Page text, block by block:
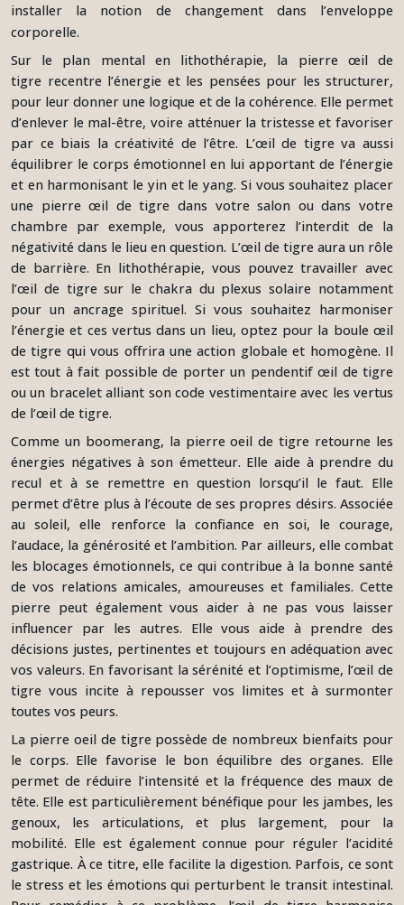
installer la notion de changement dans l’enveloppe
corporelle.
Sur le plan mental en lithothérapie, la pierre œil de
tigre recentre l’énergie et les pensées pour les structurer,
pour leur donner une logique et de la cohérence. Elle permet
d’enlever le mal-être, voire atténuer la tristesse et favoriser
par ce biais la créativité de l’être. L’œil de tigre va aussi
équilibrer le corps émotionnel en lui apportant de l’énergie
et en harmonisant le yin et le yang. Si vous souhaitez placer
une pierre œil de tigre dans votre salon ou dans votre
chambre par exemple, vous apporterez l’interdit de la
négativité dans le lieu en question. L’œil de tigre aura un rôle
de barrière. En lithothérapie, vous pouvez travailler avec
l’œil de tigre sur le chakra du plexus solaire notamment
pour un ancrage spirituel. Si vous souhaitez harmoniser
l’énergie et ces vertus dans un lieu, optez pour la boule œil
de tigre qui vous offrira une action globale et homogène. Il
est tout à fait possible de porter un pendentif œil de tigre
ou un bracelet alliant son code vestimentaire avec les vertus
de l’œil de tigre.
Comme un boomerang, la pierre oeil de tigre retourne les
énergies négatives à son émetteur. Elle aide à prendre du
recul et à se remettre en question lorsqu’il le faut. Elle
permet d’être plus à l’écoute de ses propres désirs. Associée
au soleil, elle renforce la confiance en soi, le courage,
l’audace, la générosité et l’ambition. Par ailleurs, elle combat
les blocages émotionnels, ce qui contribue à la bonne santé
de vos relations amicales, amoureuses et familiales. Cette
pierre peut également vous aider à ne pas vous laisser
influencer par les autres. Elle vous aide à prendre des
décisions justes, pertinentes et toujours en adéquation avec
vos valeurs. En favorisant la sérénité et l’optimisme, l’œil de
tigre vous incite à repousser vos limites et à surmonter
toutes vos peurs.
La pierre oeil de tigre possède de nombreux bienfaits pour
le corps. Elle favorise le bon équilibre des organes. Elle
permet de réduire l’intensité et la fréquence des maux de
tête. Elle est particulièrement bénéfique pour les jambes, les
genoux, les articulations, et plus largement, pour la
mobilité. Elle est également connue pour réguler l’acidité
gastrique. À ce titre, elle facilite la digestion. Parfois, ce sont
le stress et les émotions qui perturbent le transit intestinal.